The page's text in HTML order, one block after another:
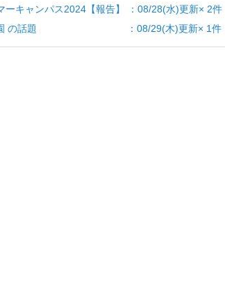
ーキャンパス2024【報告】 ：08/28(水)更新× 2件
植物園 の話題 ：08/29(木)更新× 1件